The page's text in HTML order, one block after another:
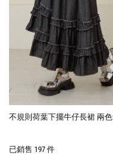
不規則荷葉下擺牛仔長裙 兩
已銷售 197 件